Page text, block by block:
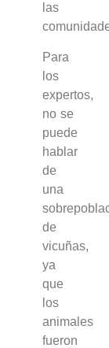
las
Para
los
expertos,
no se
puede
hablar
de
una
de
vicuñas,
ya
que
los
animales
fueron